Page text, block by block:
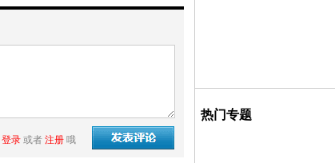
登录 或者 注册 哦
热门专题